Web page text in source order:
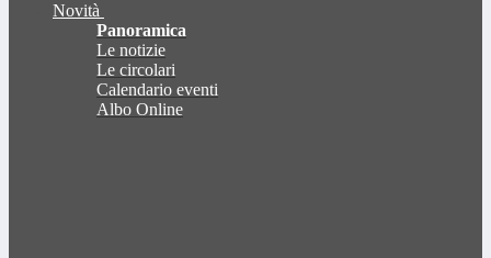
Novità
Panoramica
Le notizie
Le circolari
Calendario eventi
Albo Online